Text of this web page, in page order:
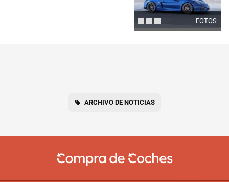
FOTOS
ARCHIVO DE NOTICIAS